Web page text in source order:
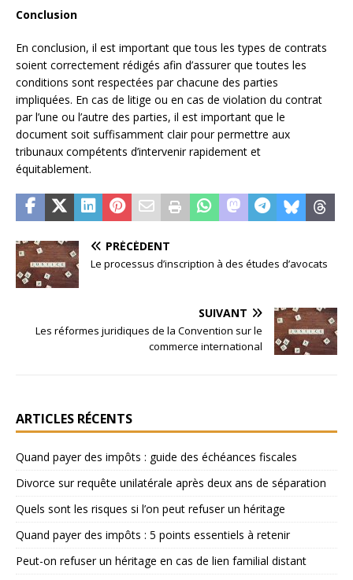
Conclusion
En conclusion, il est important que tous les types de contrats
soient correctement rédigés afin d’assurer que toutes les
conditions sont respectées par chacune des parties
impliquées. En cas de litige ou en cas de violation du contrat
par l’une ou l’autre des parties, il est important que le
document soit suffisamment clair pour permettre aux
tribunaux compétents d’intervenir rapidement et
équitablement.
PRÉCÉDENT
Le processus d’inscription à des études d’avocats
SUIVANT
Les réformes juridiques de la Convention sur le
commerce international
ARTICLES RÉCENTS
Quand payer des impôts : guide des échéances fiscales
Divorce sur requête unilatérale après deux ans de séparation
Quels sont les risques si l’on peut refuser un héritage
Quand payer des impôts : 5 points essentiels à retenir
Peut-on refuser un héritage en cas de lien familial distant